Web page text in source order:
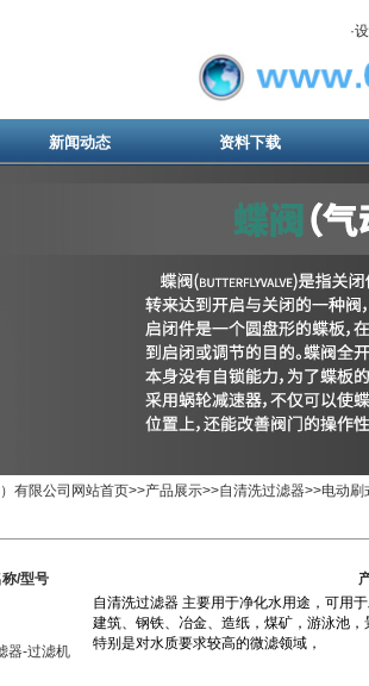
·
新闻动态 资料下载
有限公司网站首页>>产品展示>>自清洗过滤器>>电动刷
/型号
器-过滤机